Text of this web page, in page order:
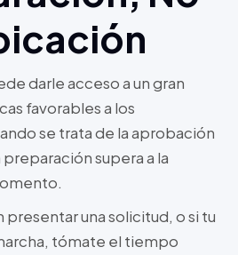
darle acceso a un gran
favorables a los
se trata de la aprobación
supera a la
presentar una solicitud, o si tu
tómate el tiempo